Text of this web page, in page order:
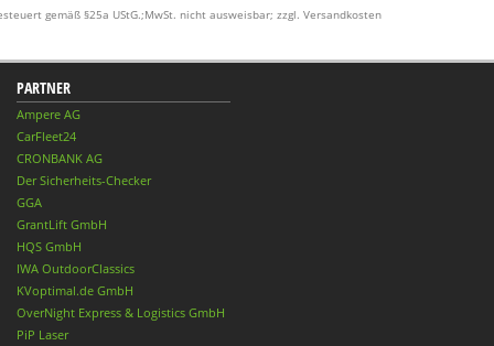
gemäß §25a UStG.;MwSt. nicht ausweisbar; zzgl. Versandkosten
PARTNER
Ampere AG
CarFleet24
CRONBANK AG
Der Sicherheits-Checker
GGA
GrantLift GmbH
HQS GmbH
IWA OutdoorClassics
KVoptimal.de GmbH
OverNight Express & Logistics GmbH
PiP Laser